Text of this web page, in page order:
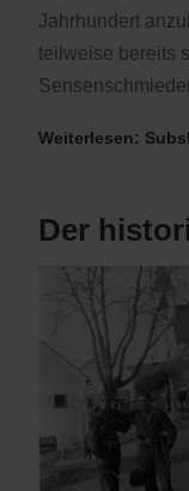
Jahrhundert
teilweise bereits
Weiterlesen:
Der